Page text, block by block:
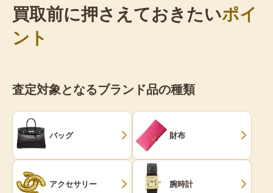
買取前に押さえておきたいポイ
ント
査定対象となるブランド品の種類
バッグ 財布
アクセサリー 腕時計